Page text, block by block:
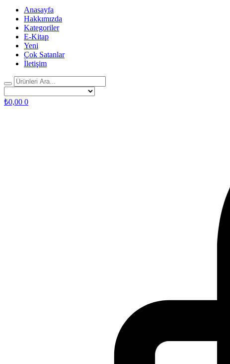
Anasayfa
Hakkımızda
Kategoriler
E-Kitap
Yeni
Çok Satanlar
İletişim
₺0,00 0